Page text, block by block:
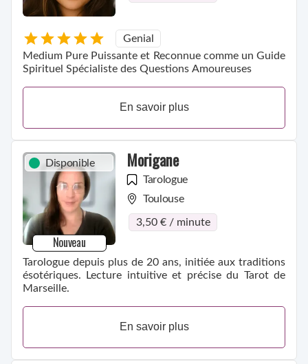
Genial
Medium Pure Puissante et Reconnue comme un Guide
Spirituel Spécialiste des Questions Amoureuses
En savoir plus
Disponible
Nouveau
Morigane
Tarologue
Toulouse
3,50 € / minute
Tarologue depuis plus de 20 ans, initiée aux traditions
ésotériques. Lecture intuitive et précise du Tarot de
Marseille.
En savoir plus